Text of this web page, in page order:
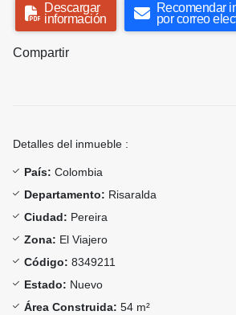
Descargar
información
Recomendar
por correo
Compartir
Detalles del inmueble :
País: Colombia
Departamento: Risaralda
Ciudad: Pereira
Zona: El Viajero
Código: 8349211
Estado: Nuevo
Área Construida: 54 m²